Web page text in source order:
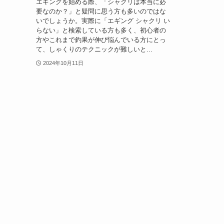
エギングを始める際、「シャクリは本当に必
要なのか？」と疑問に思う方も多いのではな
いでしょうか。実際に「エギング シャクリ い
らない」と検索している方も多く、初心者の
方やこれまで釣果が伸び悩んでいる方にとっ
て、しゃくりのテクニックが難しいと...
2024年10月11日